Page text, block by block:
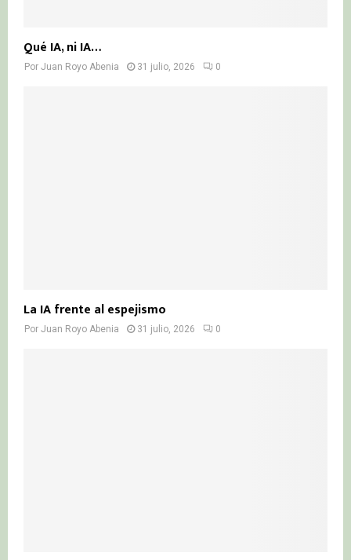
Qué IA, ni IA…
Por Juan Royo Abenia 31 julio, 2026 0
La IA frente al espejismo
Por Juan Royo Abenia 31 julio, 2026 0